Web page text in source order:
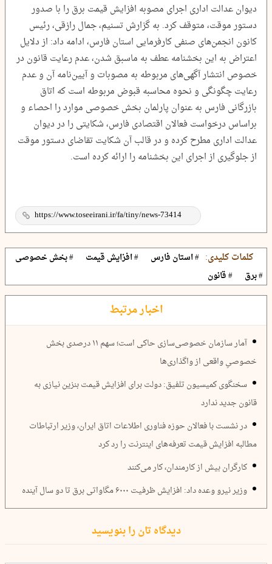
دیوان عدالت اداری اجرای مصوبه افزایش قیمت برق را با صدور
دستور موقت، متوقف کرد. به گزارش تسنیم، جمال رازقی، رئیس
کانون انجمن‌های صنفی کارفرمایی استان فارس، ادامه داد: از دلایل
اعتراض به این بخشنامه عطف به ماسبق شدن، عدم رعایت قانون در
خصوص انتشار آگهی‌های مربوطه به مصوبات و آیین‌نامه آن و عدم
رعایت چگونگی و نحوه محاسبه قبوض مربوطه است که اتاق
بازرگانی فارس به عنوان پارلمان بخش خصوصی موارد را احصاء و
براساس درخواست فعالان اقتصادی فارس، شکایتی را در دیوان
عدالت اداری مطرح کرده و در قالب آن شکایت تقاضای دستور موقت
از جلوگیری از اجرای این بخشنامه را ارائه کرده است.
کلمات کلیدی: # استان فارس # افزایش قیمت
# بخش خصوصی
# برق
# قانون
اخبار مرتبط
آمار سازمان خصوصی‌سازی حاکی است؛ سهم ۱۱ درصدی بخش
خصوصیِ واقعی از واگذاری‌ها
سخنگوی کمیسیون تلفیق: دولت برای افزایش قیمت بنزین نیازی به
قانون جدید ندارد
در نشست با فعالان حوزه فناوری اطلاعات اتاق ایران، وزیر ارتباطات
مطالبه افزایش قیمت تعرفه‌های اینترنت را رد کرد
کارگران بیش از کارمندان، کار می‌کنند
وزیر نیرو وعده داد: افزایش ظرفیت ۶۰۰۰ مگاواتی برق تا دو سال آینده
دیدگاه تان را بنویسید